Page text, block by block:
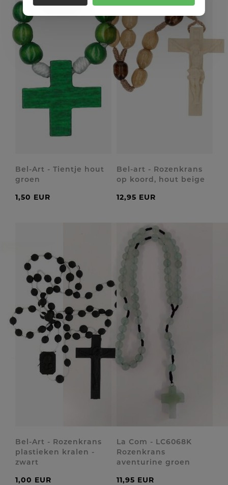
Bel-Art - Tientje hout
groen
1,50 EUR
Bel-art - Rozenkrans
op koord, hout beige
12,95 EUR
Bel-Art - Rozenkrans
plastieken kralen -
zwart
1,00 EUR
La Com - LC6068K
Rozenkrans
aventurine groen
11,95 EUR